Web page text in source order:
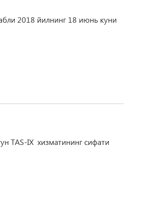
2018 йилнинг 18 июнь куни
TAS-IX хизматининг сифати